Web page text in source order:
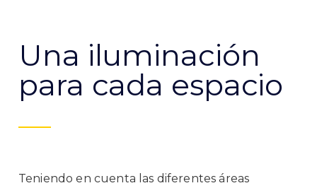
Una iluminación
para cada espacio
Teniendo en cuenta las diferentes áreas